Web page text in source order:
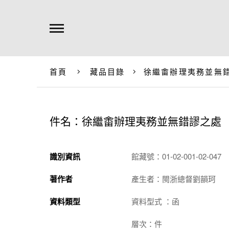
首頁 藏品目錄 徐繼畬辦理夷務並無
件名：徐繼畬辦理夷務並無錯謬之處
識別資訊 館藏號：01-02-001-02-047
著作者 產生者：閩浙總督劉韻珂
資料類型 資料型式 ：函
層次：件